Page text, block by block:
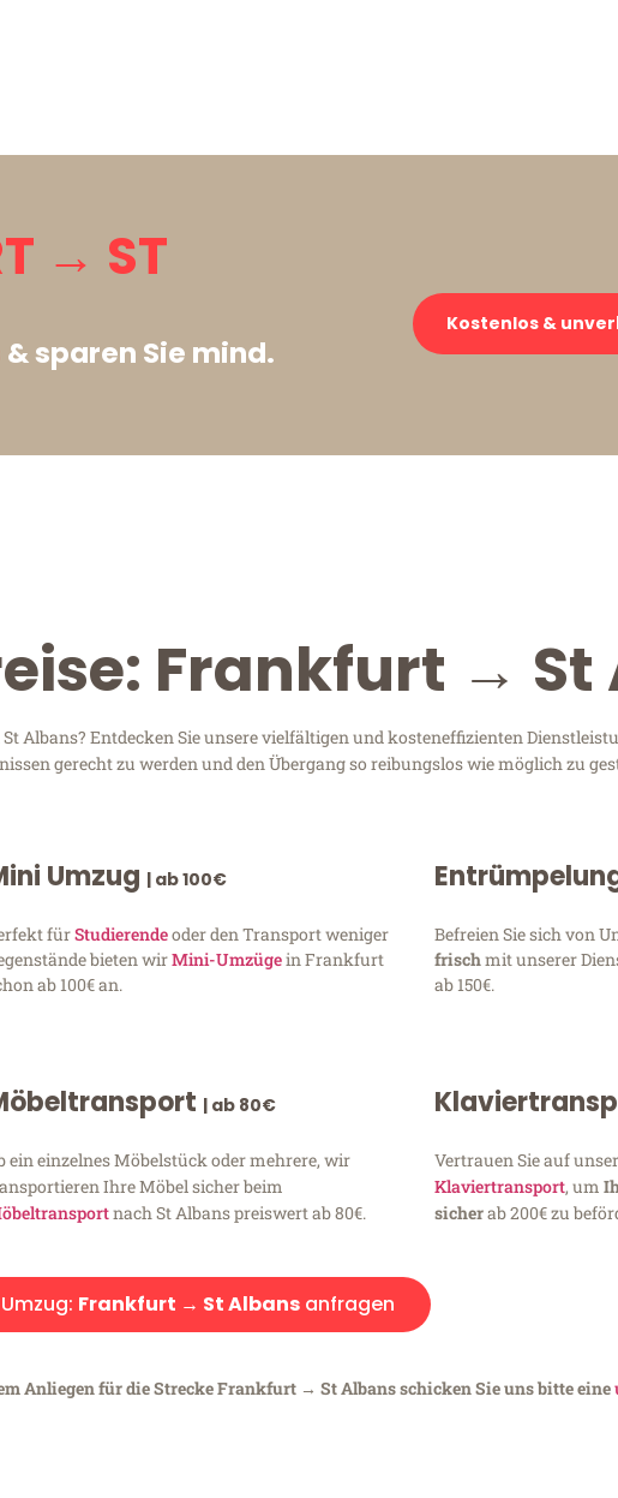
→ ST
& sparen Sie mind.
Kostenlos &
Frankfurt → St
Albans? Entdecken Sie unsere vielfältigen und kosteneffizienten
gerecht zu werden und den Übergang so reibungslos wie möglich zu
Umzug | ab 100€
fürStudierendeoder den Transport weniger
bieten wirMini-Umzügein Frankfurt
ab 100€ an.
Befreien Sie sich von
frischmit unserer
ab 150€.
| ab 80€
ein einzelnes Möbelstück oder mehrere, wir
Ihre Möbel sicher beim
nach St Albans preiswert ab 80€.
Vertrauen Sie auf
Klaviertransport, um
sicherab 200€ zu
Umzug: Frankfurt → St Albans anfragen
Anliegen für die Strecke Frankfurt → St Albans schicken Sie uns bitte eine